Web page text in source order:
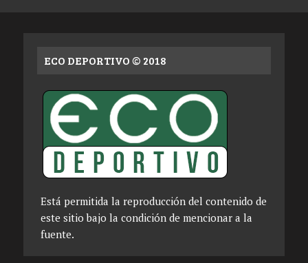
ECO DEPORTIVO © 2018
Está permitida la reproducción del contenido de
este sitio bajo la condición de mencionar a la
fuente.